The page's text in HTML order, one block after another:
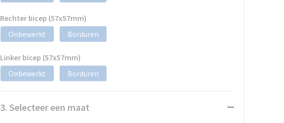
Rechter bicep (57x57mm)
Onbewerkt
Borduren
Linker bicep (57x57mm)
Onbewerkt
Borduren
3. Selecteer een maat